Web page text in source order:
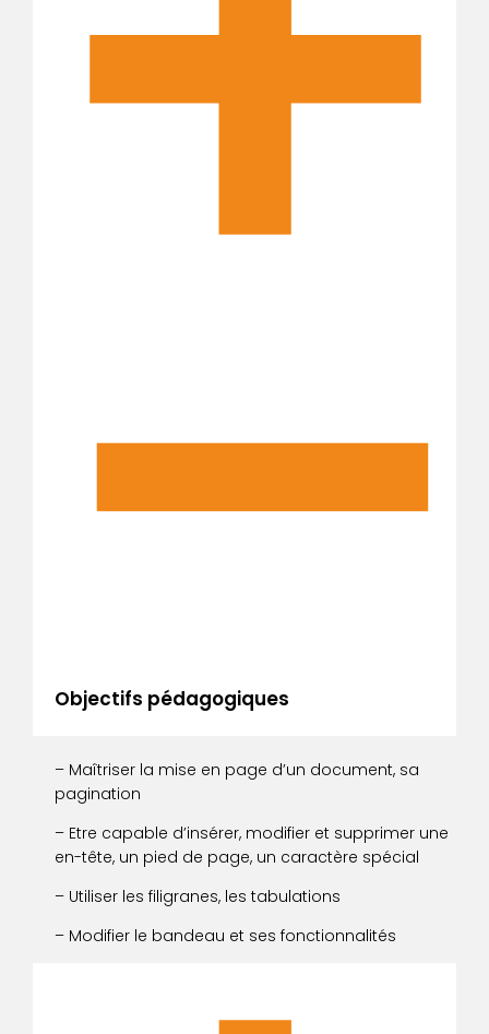
Objectifs pédagogiques
– Maîtriser la mise en page d’un document, sa
pagination
– Etre capable d’insérer, modifier et supprimer une
en-tête, un pied de page, un caractère spécial
– Utiliser les filigranes, les tabulations
– Modifier le bandeau et ses fonctionnalités